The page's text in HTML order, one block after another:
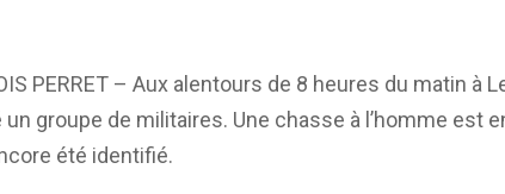
PERRET – Aux alentours de 8 heures du matin à
groupe de militaires. Une chasse à l’homme est
été identifié.